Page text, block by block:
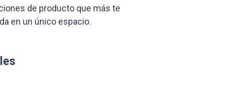
de producto que más te
en un único espacio.